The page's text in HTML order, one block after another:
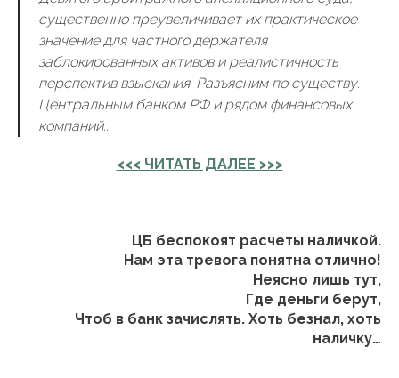
существенно преувеличивает их практическое
значение для частного держателя
заблокированных активов и реалистичность
перспектив взыскания. Разъясним по существу.
Центральным банком РФ и рядом финансовых
компаний...
<<< ЧИТАТЬ ДАЛЕЕ >>>
ЦБ беспокоят расчеты наличкой.
Нам эта тревога понятна отлично!
Неясно лишь тут,
Где деньги берут,
Чтоб в банк зачислять. Хоть безнал, хоть
наличку…